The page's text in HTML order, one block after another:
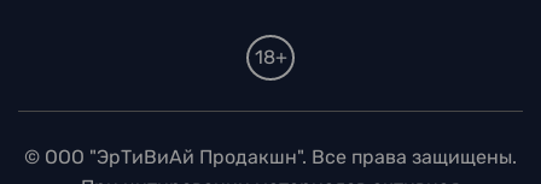
18+
© ООО "ЭрТиВиАй Продакшн". Все права защищены.